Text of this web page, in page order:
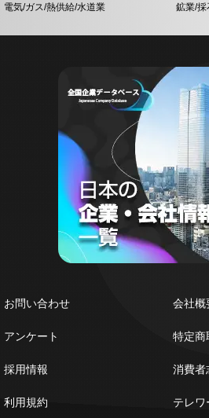
電気/ガス/熱供給/水道業
鉱業/採
お問い合わせ
アンケート
採用情報
利用規約
会社概
特定商
消費者
テレワ